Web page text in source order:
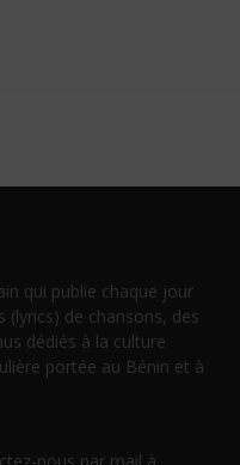
qui publie chaque jour
(lyrics) de chansons, des
dédiés à la culture
portée au Bénin et à
nous par mail à